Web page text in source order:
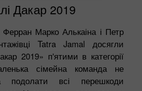
Дакар 2019
Марко Алькаіна і Петр
Tatra Jamal досягли
2019» п'ятими в категорії
сімейна команда не
подолати всі перешкоди